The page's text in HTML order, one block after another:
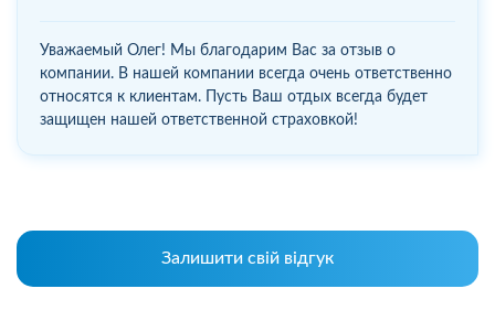
Уважаемый Олег! Мы благодарим Вас за отзыв о
компании. В нашей компании всегда очень ответственно
относятся к клиентам. Пусть Ваш отдых всегда будет
защищен нашей ответственной страховкой!
Залишити свій відгук